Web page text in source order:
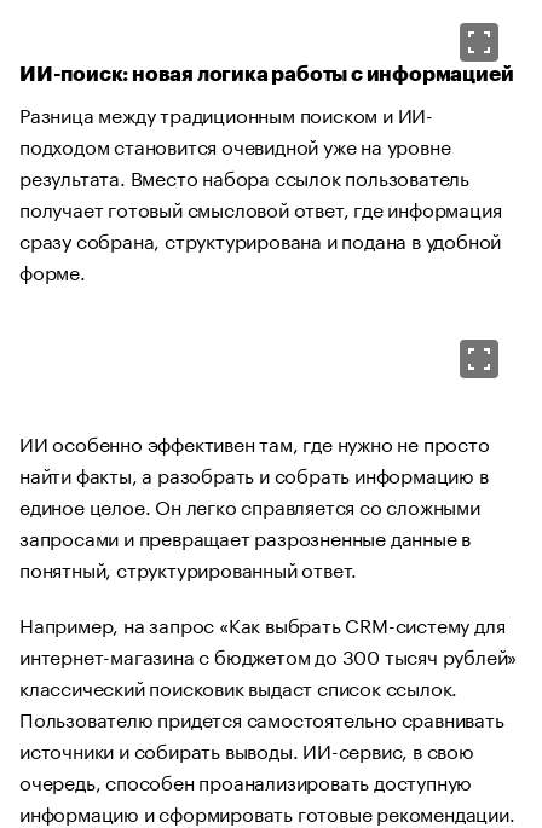
ИИ-поиск: новая логика работы с информацией
Разница между традиционным поиском и ИИ-
подходом становится очевидной уже на уровне
результата. Вместо набора ссылок пользователь
получает готовый смысловой ответ, где информация
сразу собрана, структурирована и подана в удобной
форме.
ИИ особенно эффективен там, где нужно не просто
найти факты, а разобрать и собрать информацию в
единое целое. Он легко справляется со сложными
запросами и превращает разрозненные данные в
понятный, структурированный ответ.
Например, на запрос «Как выбрать CRM-систему для
интернет-магазина с бюджетом до 300 тысяч рублей»
классический поисковик выдаст список ссылок.
Пользователю придется самостоятельно сравнивать
источники и собирать выводы. ИИ-сервис, в свою
очередь, способен проанализировать доступную
информацию и сформировать готовые рекомендации.